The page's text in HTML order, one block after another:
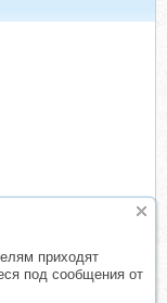
приходят
под сообщения от